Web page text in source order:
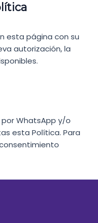
esta página con su
autorización, la
WhatsApp y/o
esta Política. Para